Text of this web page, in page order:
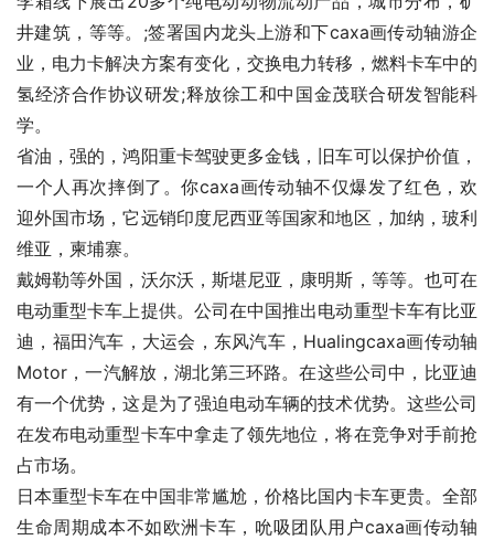
井建筑，等等。;签署国内龙头上游和下caxa画传动轴游企
业，电力卡解决方案有变化，交换电力转移，燃料卡车中的
氢经济合作协议研发;释放徐工和中国金茂联合研发智能科
学。
省油，强的，鸿阳重卡驾驶更多金钱，旧车可以保护价值，
一个人再次摔倒了。你caxa画传动轴不仅爆发了红色，欢
迎外国市场，它远销印度尼西亚等国家和地区，加纳，玻利
维亚，柬埔寨。
戴姆勒等外国，沃尔沃，斯堪尼亚，康明斯，等等。也可在
电动重型卡车上提供。公司在中国推出电动重型卡车有比亚
迪，福田汽车，大运会，东风汽车，Hualingcaxa画传动轴
Motor，一汽解放，湖北第三环路。在这些公司中，比亚迪
有一个优势，这是为了强迫电动车辆的技术优势。这些公司
在发布电动重型卡车中拿走了领先地位，将在竞争对手前抢
占市场。
日本重型卡车在中国非常尴尬，价格比国内卡车更贵。全部
生命周期成本不如欧洲卡车，吮吸团队用户caxa画传动轴